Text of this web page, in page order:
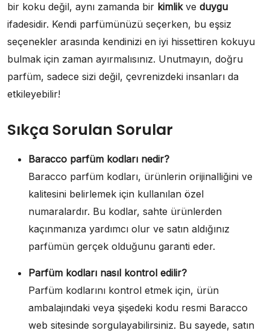
bir koku değil, aynı zamanda bir kimlikve duygu
ifadesidir. Kendi parfümünüzü seçerken, bu eşsiz
seçenekler arasında kendinizi en iyi hissettiren kokuyu
bulmak için zaman ayırmalısınız. Unutmayın, doğru
parfüm, sadece sizi değil, çevrenizdeki insanları da
etkileyebilir!
Sıkça Sorulan Sorular
Baracco parfüm kodları nedir?
Baracco parfüm kodları, ürünlerin orijinalliğini ve
kalitesini belirlemek için kullanılan özel
numaralardır. Bu kodlar, sahte ürünlerden
kaçınmanıza yardımcı olur ve satın aldığınız
parfümün gerçek olduğunu garanti eder.
Parfüm kodları nasıl kontrol edilir?
Parfüm kodlarını kontrol etmek için, ürün
ambalajındaki veya şişedeki kodu resmi Baracco
web sitesinde sorgulayabilirsiniz. Bu sayede, satın